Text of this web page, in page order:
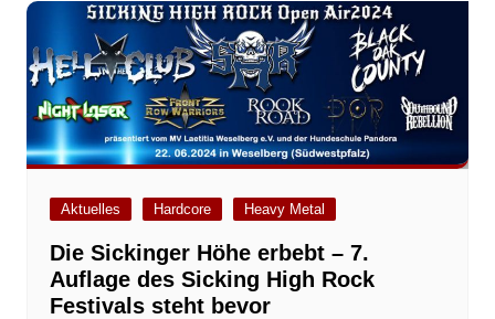
Aktuelles Hardcore Heavy Metal
Die Sickinger Höhe erbebt – 7.
Auflage des Sicking High Rock
Festivals steht bevor